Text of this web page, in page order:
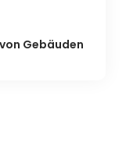
Gebäuden